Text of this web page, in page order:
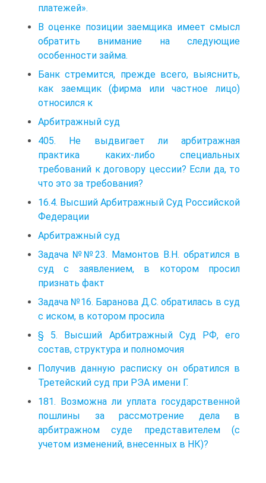
платежей».
В оценке позиции заемщика имеет смысл
обратить внимание на следующие
особенности займа.
Банк стремится, прежде всего, выяснить,
как заемщик (фирма или частное лицо)
относился к
Арбитражный суд
405. Не выдвигает ли арбитражная
практика каких-либо специальных
требований к договору цессии? Если да, то
что это за требования?
16.4. Высший Арбитражный Суд Российской
Федерации
Арбитражный суд
Задача №№23. Мамонтов В.Н. обратился в
суд с заявлением, в котором просил
признать факт
Задача №16. Баранова Д.С. обратилась в суд
с иском, в котором просила
§ 5. Высший Арбитражный Суд РФ, его
состав, структура и полномочия
Получив данную расписку он обратился в
Третейский суд при РЭА имени Г.
181. Возможна ли уплата государственной
пошлины за рассмотрение дела в
арбитражном суде представителем (с
учетом изменений, внесенных в НК)?